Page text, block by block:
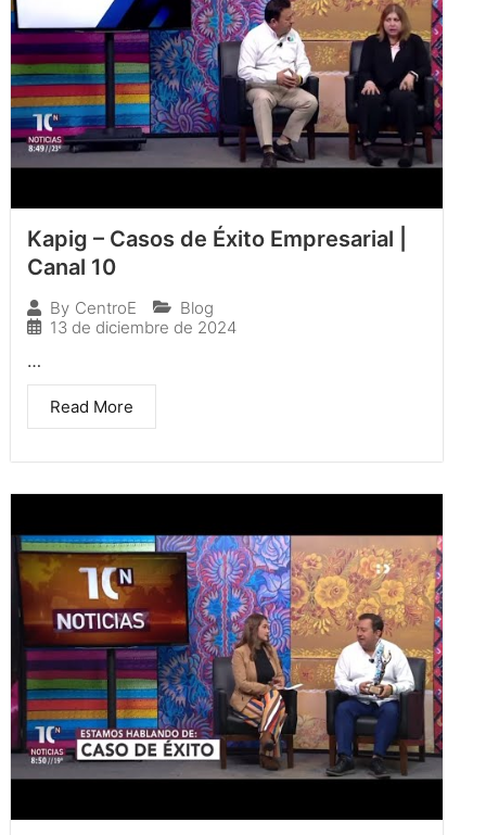
Kapig – Casos de Éxito Empresarial |
Canal 10
By CentroE
Blog
13 de diciembre de 2024
…
Read More